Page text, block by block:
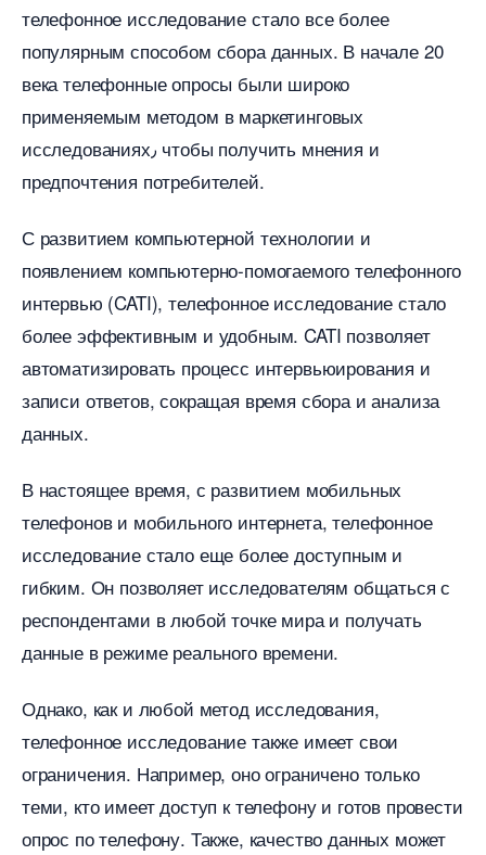
телефонное исследование стало все более
популярным способом сбора данных.​ В начале 20
ека телефонные опросы были широко
применяемым методом в маркетинговых
исследованиях٫ чтобы получить мнения и
предпочтения потребителей.​
С развитием компьютерной технологии и
появлением компьютерно-помогаемого телефонного
интервью (CATI), телефонное исследование стало
олее эффективным и удобным.​ CATI позволяет
автоматизировать процесс интервьюирования и
записи ответов, сокращая время сбора и анализа
данных.​
настоящее время, с развитием мобильных
телефонов и мобильного интернета, телефонное
исследование стало еще более доступным и
ибким.​ Он позволяет исследователям общаться с
респондентами в любой точке мира и получать
данные в режиме реального времени.
Однако, как и любой метод исследования,
телефонное исследование также имеет свои
ограничения. Например, оно ограничено только
теми, кто имеет доступ к телефону и готов провести
опрос по телефону. Также, качество данных может